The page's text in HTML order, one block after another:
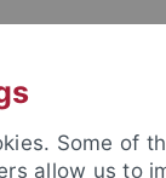
Some of
allow us to